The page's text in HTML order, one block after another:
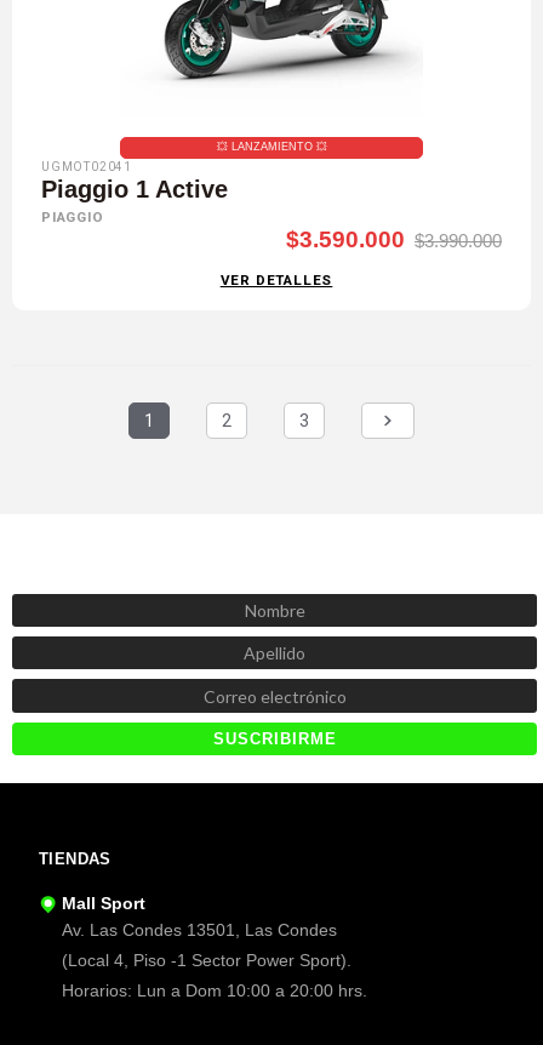
💥​ LANZAMIENTO 💥​
UGMOT02041
Piaggio 1 Active
PIAGGIO
$3.590.000 $3.990.000
VER DETALLES
1 2 3
TIENDAS
Mall Sport
Av. Las Condes 13501, Las Condes
(Local 4, Piso -1 Sector Power Sport).
Horarios: Lun a Dom 10:00 a 20:00 hrs.